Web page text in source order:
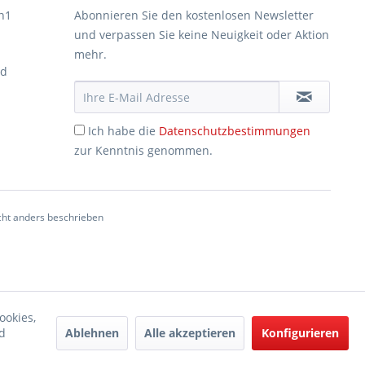
Abonnieren Sie den kostenlosen Newsletter
und verpassen Sie keine Neuigkeit oder Aktion
mehr.
Ich habe die Datenschutzbestimmungen
zur Kenntnis genommen.
anders beschrieben
Ablehnen Alle akzeptieren Konfigurieren